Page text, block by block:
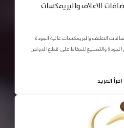
الاعلاف والبريمكسات
الاعلاف والبريمكسات عالية الجودة
الجودة والتصنيع للحفاظ على قطاع الدواجن
اقرأ المزيد